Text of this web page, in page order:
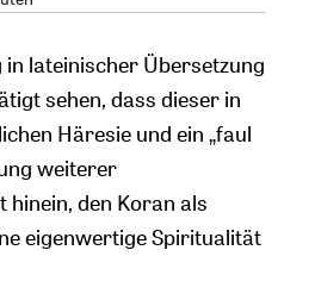
lateinischer Übersetzung
sehen, dass dieser in
Häresie und ein „faul
weiterer
den Koran als
eigenwertige Spiritualität